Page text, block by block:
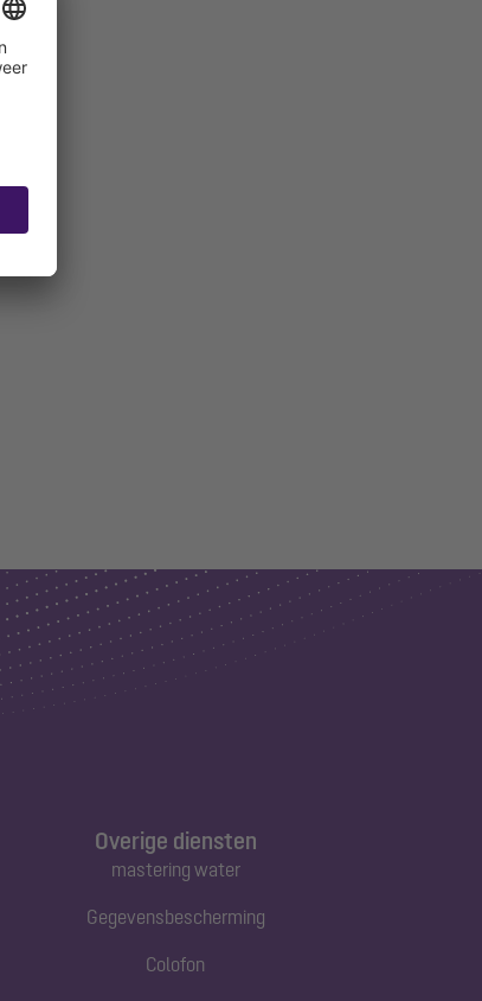
Overige diensten
mastering water
Gegevensbescherming
Colofon